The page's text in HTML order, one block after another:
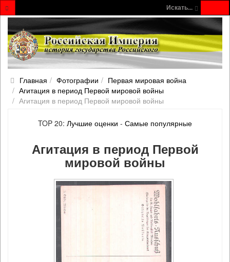
Искать...
Главная Фотографии
Первая мировая война
Агитация в период Первой мировой войны
Агитация в период Первой мировой войны
TOP 20: Лучшие оценки - Самые популярные
Агитация в период Первой
мировой войны